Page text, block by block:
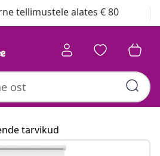
tellimustele alates € 80
tarvikud